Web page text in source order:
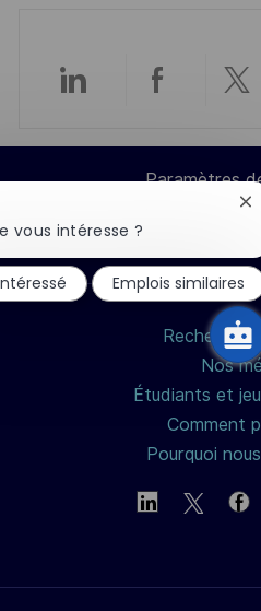
Partager
via
Partager
via
Paramètres
Données
Rechercher
Nos
Étudiants et
Comment
Pourquoi
vous intéresse ?
Emplois similaires